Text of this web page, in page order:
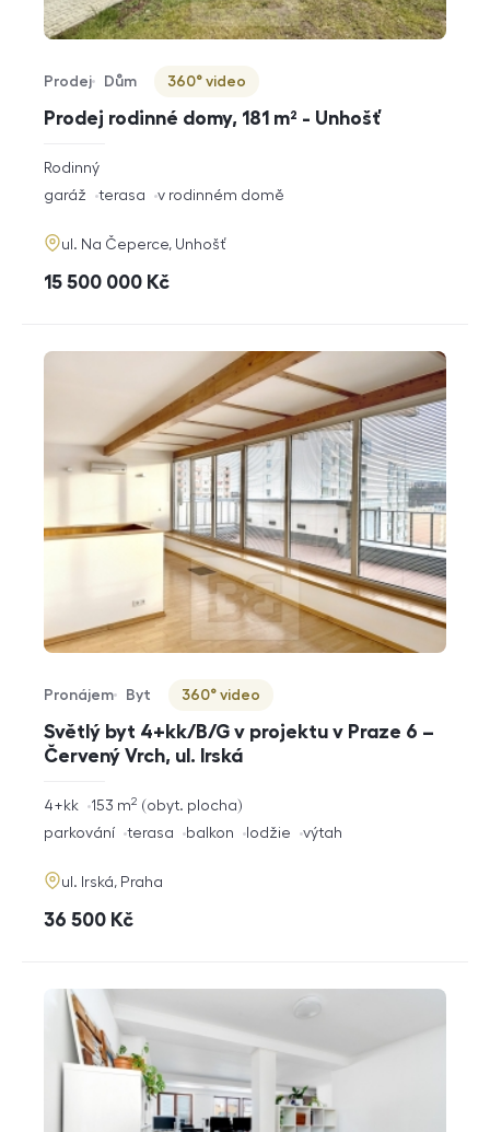
Prodej rodinné domy, 181 m² - Unhošť
Typ nabídky
Prodej
Typ nemovitosti
Dům
Virtuální prohlídka
360° video
rozměry
dispozice
Rodinný
funkce
garáž terasa v rodinném domě
adresa
ul. Na Čeperce, Unhošť
cena
15 500 000 Kč
Světlý byt 4+kk/B/G v projektu v Praze 6 –
Červený Vrch, ul. Irská
Typ nabídky
Pronájem
Typ nemovitosti
Byt
Virtuální prohlídka
360° video
rozměry
4+kk obyt. plocha
153 m2
funkce
parkování terasa balkon lodžie výtah
adresa
ul. Irská, Praha
cena
36 500 Kč